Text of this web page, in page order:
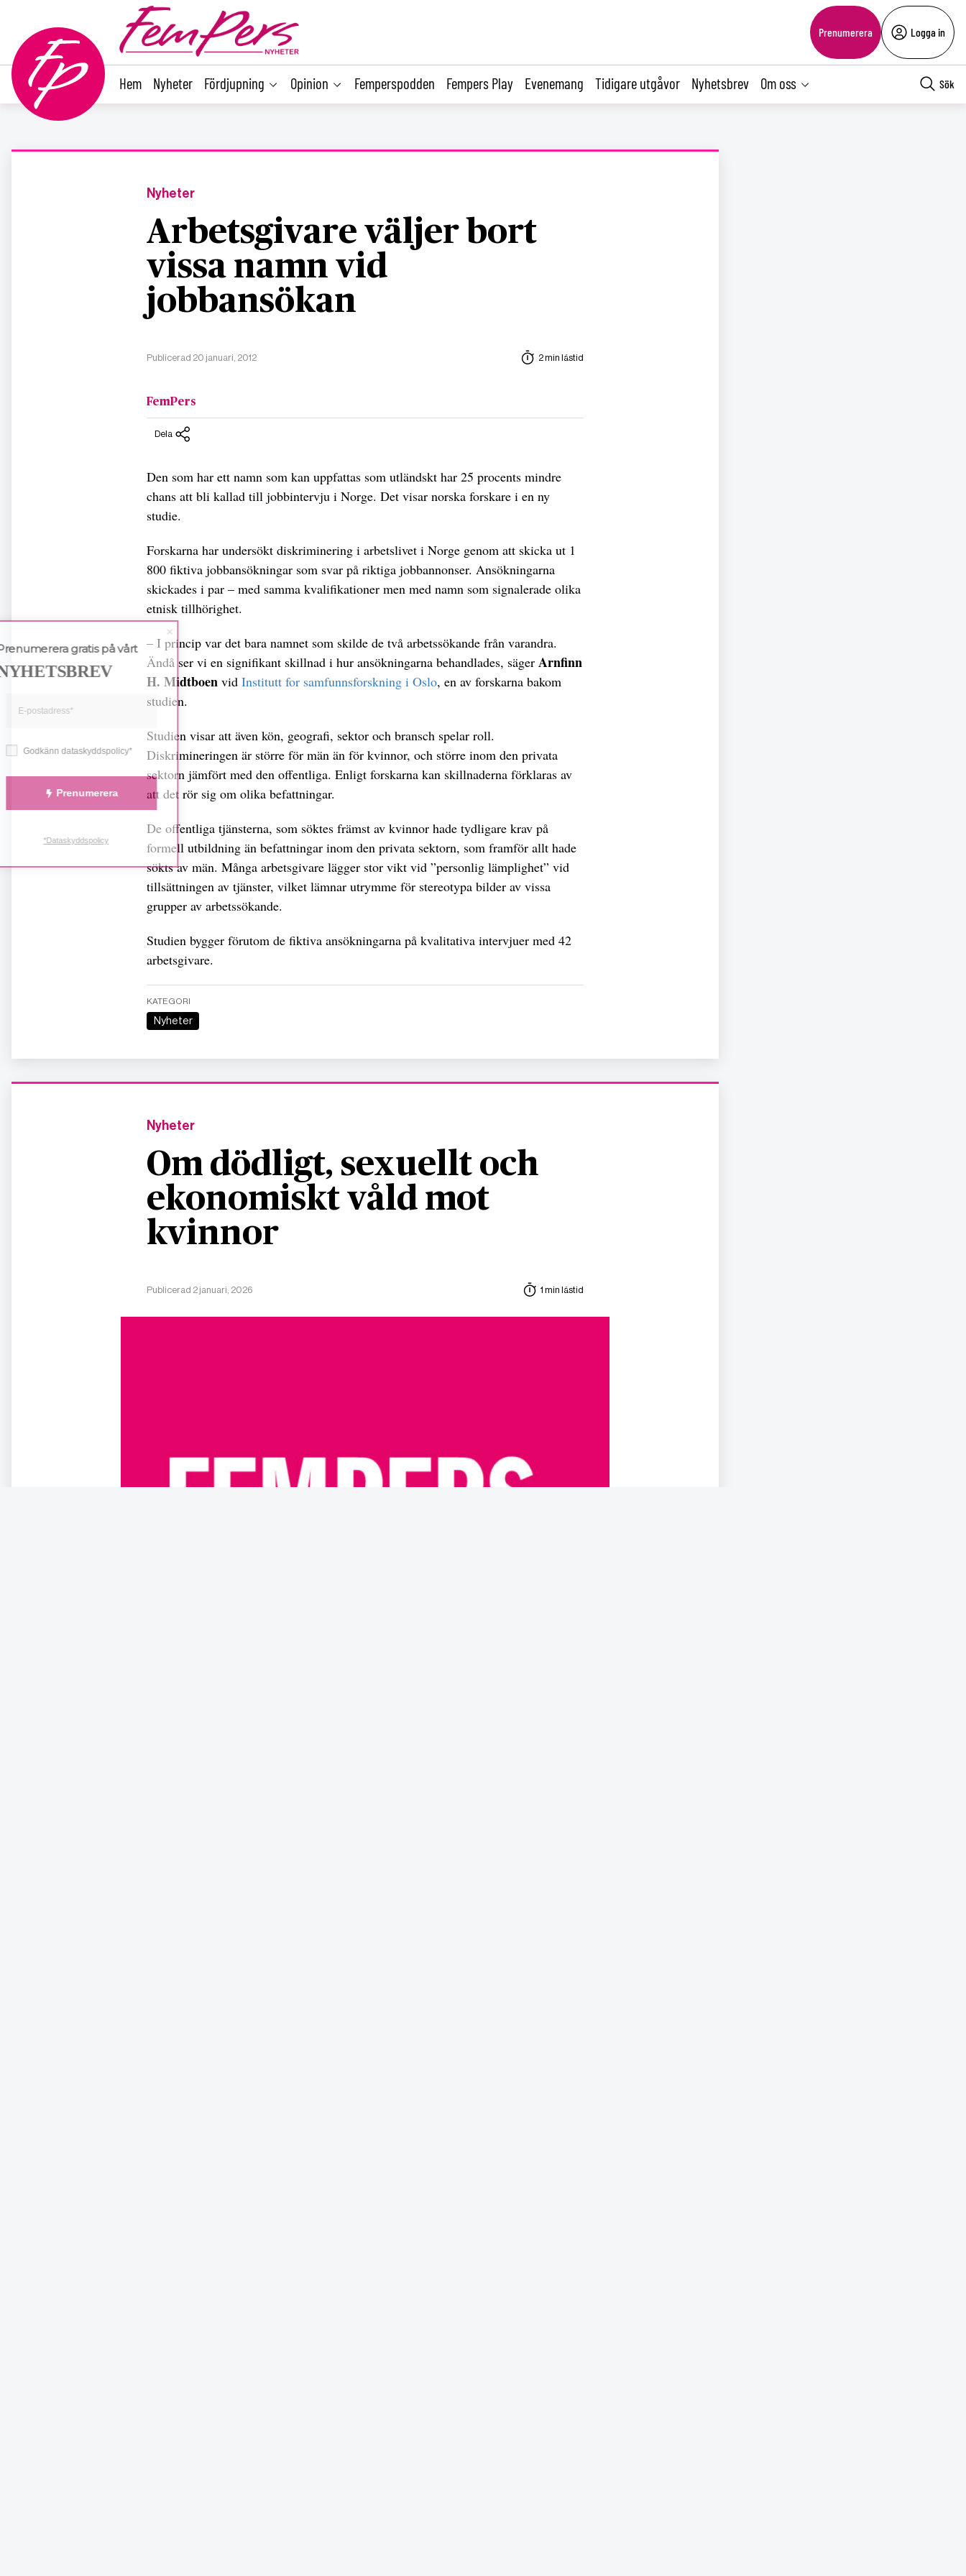
Prenumerera Logga in
Hem Nyheter Fördjupning Opinion Femperspodden Fempers Play Evenemang Tidigare utgåvor Nyhetsbrev Om oss Sök
Nyheter
Arbetsgivare väljer bort
vissa namn vid
jobbansökan
Publicerad 20 januari, 2012 2 min lästid
FemPers
Dela
Den som har ett namn som kan uppfattas som utländskt har 25 procents mindre
chans att bli kallad till jobbintervju i Norge. Det visar norska forskare i en ny
studie.
Forskarna har undersökt diskriminering i arbetslivet i Norge genom att skicka ut 1
800 fiktiva jobbansökningar som svar på riktiga jobbannonser. Ansökningarna
skickades i par – med samma kvalifikationer men med namn som signalerade olika
etnisk tillhörighet.
– I princip var det bara namnet som skilde de två arbetssökande från varandra.
Ändå ser vi en signifikant skillnad i hur ansökningarna behandlades, säger Arnfinn
H. Midtboen vid Institutt for samfunnsforskning i Oslo, en av forskarna bakom
studien.
Studien visar att även kön, geografi, sektor och bransch spelar roll.
Diskrimineringen är större för män än för kvinnor, och större inom den privata
sektorn jämfört med den offentliga. Enligt forskarna kan skillnaderna förklaras av
att det rör sig om olika befattningar.
De offentliga tjänsterna, som söktes främst av kvinnor hade tydligare krav på
formell utbildning än befattningar inom den privata sektorn, som framför allt hade
sökts av män. Många arbetsgivare lägger stor vikt vid ”personlig lämplighet” vid
tillsättningen av tjänster, vilket lämnar utrymme för stereotypa bilder av vissa
grupper av arbetssökande.
Studien bygger förutom de fiktiva ansökningarna på kvalitativa intervjuer med 42
arbetsgivare.
KATEGORI
Nyheter
Nyheter
Om dödligt, sexuellt och
ekonomiskt våld mot
kvinnor
Publicerad 2 januari, 2026 1 min lästid
Godkänn dataskyddspolicy*
Prenumerera
Prenumerera gratis på vårt
NYHETSBREV
*Dataskyddspolicy